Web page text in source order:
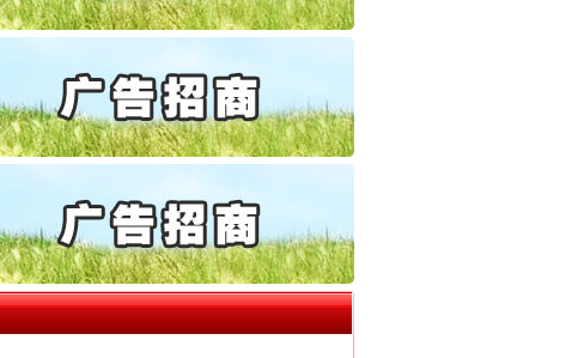
26万保费，离婚时为何要分走一..
传销头目出狱后办书院暴力管教..
四川省公安厅征集新型黑恶违法..
中方对6家美国实体采取反制措..
中国发起首例对外贸易国家安全..
官方通报西安赛格商场坠亡事件
从“无产可执”到“全额执行”
最高检抗诉的疑难复杂刑事案件